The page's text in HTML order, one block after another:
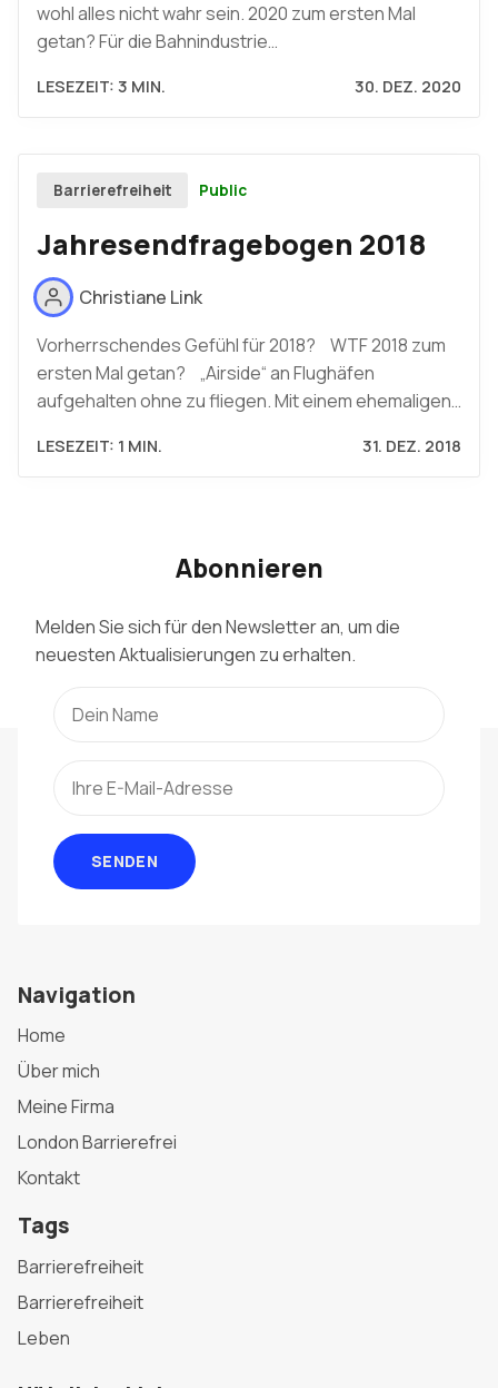
wohl alles nicht wahr sein. 2020 zum ersten Mal
getan? Für die Bahnindustrie…
LESEZEIT: 3 MIN. 30. DEZ. 2020
Barrierefreiheit Public
Jahresendfragebogen 2018
Christiane Link
Vorherrschendes Gefühl für 2018? WTF 2018 zum
ersten Mal getan? „Airside“ an Flughäfen
aufgehalten ohne zu fliegen. Mit einem ehemaligen…
LESEZEIT: 1 MIN. 31. DEZ. 2018
Abonnieren
Melden Sie sich für den Newsletter an, um die
neuesten Aktualisierungen zu erhalten.
SENDEN
Navigation
Home
Über mich
Meine Firma
London Barrierefrei
Kontakt
Tags
Barrierefreiheit
Barrierefreiheit
Leben